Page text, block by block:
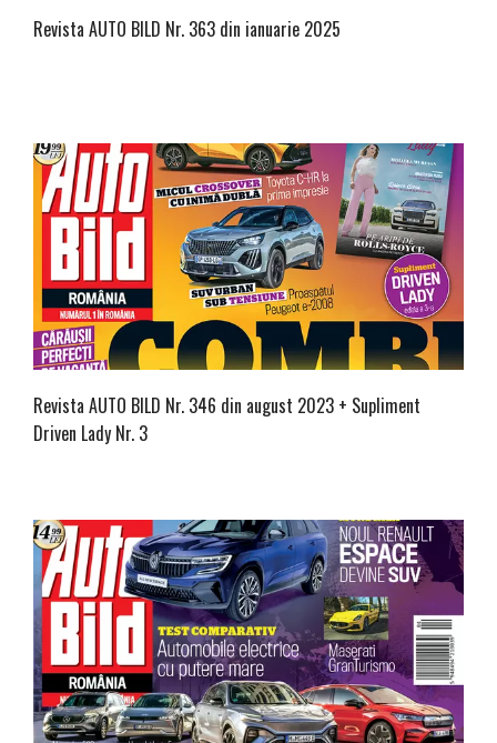
Revista AUTO BILD Nr. 363 din ianuarie 2025
Revista AUTO BILD Nr. 346 din august 2023 + Supliment
Driven Lady Nr. 3